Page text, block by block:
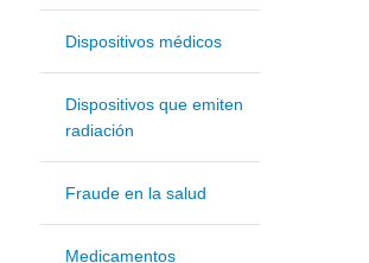
Dispositivos médicos
Dispositivos que emiten
radiación
Fraude en la salud
Medicamentos